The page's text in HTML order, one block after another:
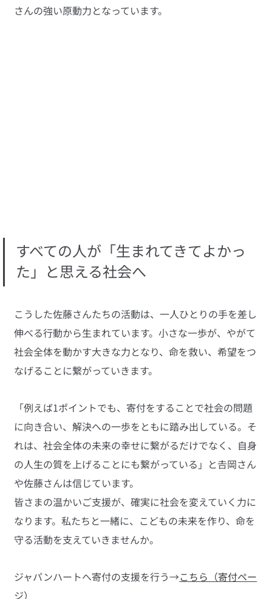
さんの強い原動力となっています。
すべての人が「生まれてきてよかっ
た」と思える社会へ
こうした佐藤さんたちの活動は、一人ひとりの手を差し
伸べる行動から生まれています。小さな一歩が、やがて
社会全体を動かす大きな力となり、命を救い、希望をつ
なげることに繋がっていきます。
「例えば1ポイントでも、寄付をすることで社会の問題
に向き合い、解決への一歩をともに踏み出している。そ
れは、社会全体の未来の幸せに繋がるだけでなく、自身
の人生の質を上げることにも繋がっている」と𠮷岡さん
や佐藤さんは信じています。
皆さまの温かいご支援が、確実に社会を変えていく力に
なります。私たちと一緒に、こどもの未来を作り、命を
守る活動を支えていきませんか。
ジャパンハートへ寄付の支援を行う→こちら（寄付ペー
ジ）